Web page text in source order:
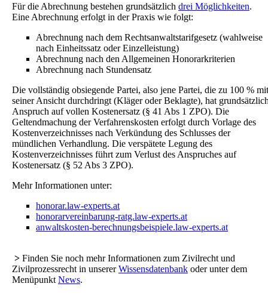
Für die Abrechnung bestehen grundsätzlich drei Möglichkeiten.
Eine Abrechnung erfolgt in der Praxis wie folgt:
Abrechnung nach dem Rechtsanwaltstarifgesetz (wahlweise
nach Einheitssatz oder Einzelleistung)
Abrechnung nach den Allgemeinen Honorarkriterien
Abrechnung nach Stundensatz
Die vollständig obsiegende Partei, also jene Partei, die zu 100 % mit
seiner Ansicht durchdringt (Kläger oder Beklagte), hat
Anspruch auf vollen Kostenersatz (§ 41 Abs 1 ZPO). Die
Geltendmachung der Verfahrenskosten erfolgt durch Vorlage des
Kostenverzeichnisses nach Verkündung des Schlusses der
mündlichen Verhandlung. Die verspätete Legung des
Kostenverzeichnisses führt zum Verlust des Anspruches auf
Kostenersatz (§ 52 Abs 3 ZPO).
Mehr Informationen unter:
honorar.law-experts.at
honorarvereinbarung-ratg.law-experts.at
anwaltskosten-berechnungsbeispiele.law-experts.at
> Finden Sie noch mehr Informationen zum Zivilrecht und
Zivilprozessrecht in unsererWissensdatenbank oder unter dem
Menüpunkt News.